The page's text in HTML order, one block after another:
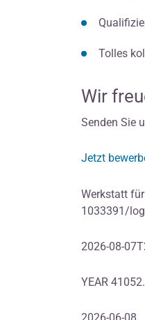
Tolles
Wir
Senden Sie
Jetzt
Werkstatt
1033391/
2026-08-
YEAR